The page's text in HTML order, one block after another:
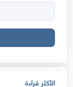
الأكثر قراءة